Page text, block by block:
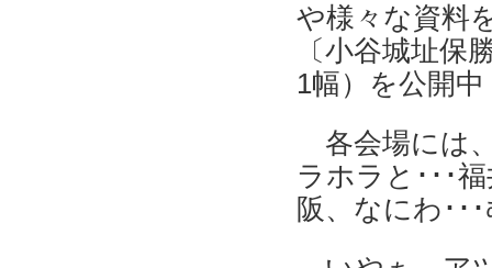
や様々な資料
〔小谷城址保
1幅）を公開
各会場には
ラホラと･･･
阪、なにわ･･